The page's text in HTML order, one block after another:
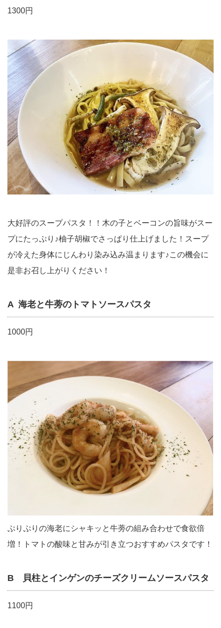
1300円
大好評のスープパスタ！！木の子とベーコンの旨味がスー
プにたっぷり♪柚子胡椒でさっぱり仕上げました！スープ
が冷えた身体にじんわり染み込み温まります♪この機会に
是非お召し上がりください！
A 海老と牛蒡のトマトソースパスタ
1000円
ぷりぷりの海老にシャキッと牛蒡の組み合わせで食欲倍
増！トマトの酸味と甘みが引き立つおすすめパスタです！
B 貝柱とインゲンのチーズクリームソースパスタ
1100円